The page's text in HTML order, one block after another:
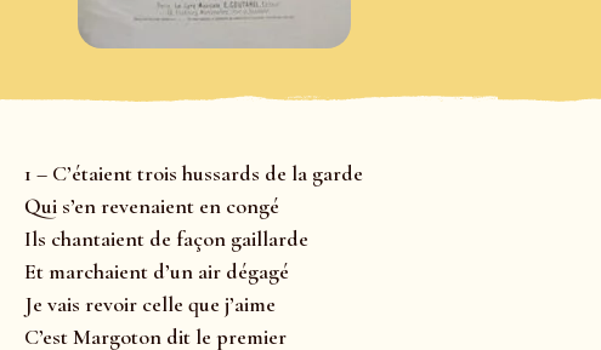
1 – C’étaient trois hussards de la garde
Qui s’en revenaient en congé
Ils chantaient de façon gaillarde
Et marchaient d’un air dégagé
Je vais revoir celle que j’aime
C’est Margoton dit le premier